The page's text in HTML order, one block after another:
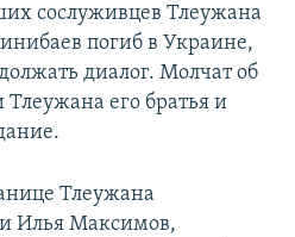
сослуживцев Тлеужана
погиб в Украине,
диалог. Молчат об
Тлеужана его братья и
Тлеужана
и Илья Максимов,